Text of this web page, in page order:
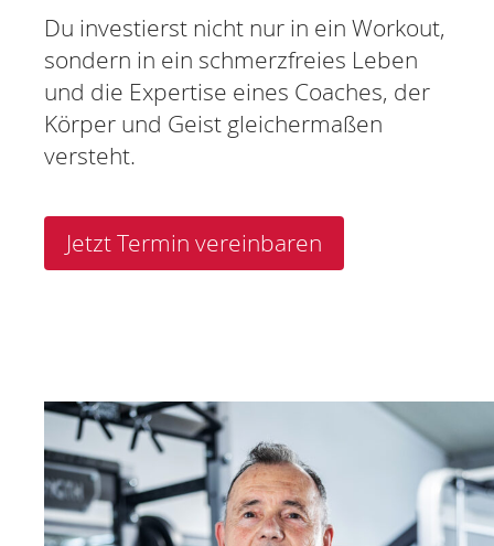
Du investierst nicht nur in ein Workout,
sondern in ein schmerzfreies Leben
und die Expertise eines Coaches, der
Körper und Geist gleichermaßen
versteht.
Jetzt Termin vereinbaren